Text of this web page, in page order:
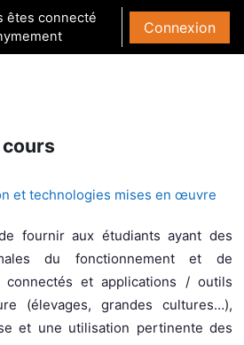
la saisie de recherche
êtes connecté
Connexion
et technologies mises en œuvre
fournir aux étudiants ayant des
du fonctionnement et de
connectés et applications / outils
(élevages, grandes cultures…),
et une utilisation pertinente des